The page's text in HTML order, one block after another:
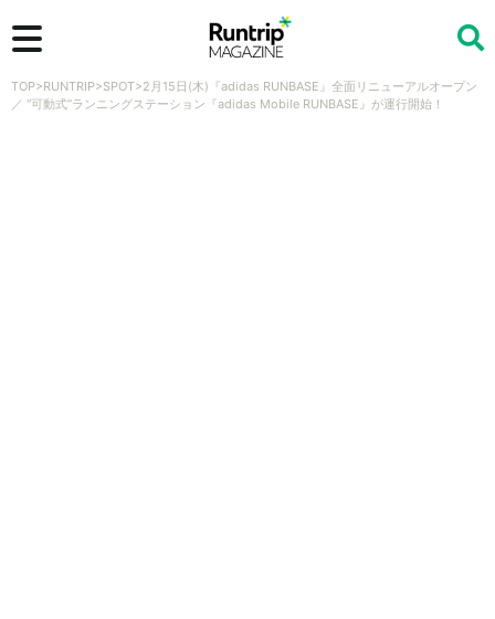
検索
TOP>RUNTRIP>SPOT>2月15日(木)『adidas RUNBASE』全面リニューアルオープン
／ “可動式”ランニングステーション『adidas Mobile RUNBASE』が運行開始！